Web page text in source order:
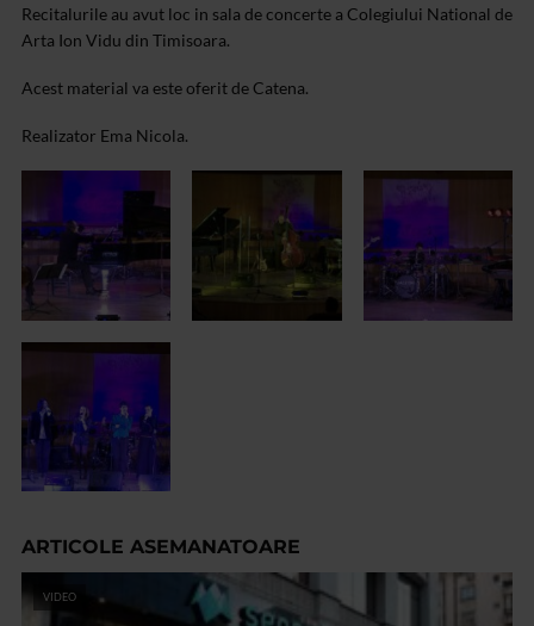
Recitalurile au avut loc in sala de concerte a Colegiului National de
Arta Ion Vidu din Timisoara.
Acest material va este oferit de Catena.
Realizator Ema Nicola.
ARTICOLE ASEMANATOARE
VIDEO